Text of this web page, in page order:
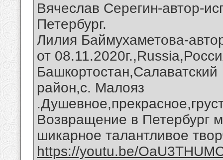
Вячеслав Серегин-автор-
Петербург.
Лилия Баймухаметова-
от
Башкортостан,Салаватский
район,с. Малояз
Возвращение в Петербург
шикарное талантливое
https://youtu.be/